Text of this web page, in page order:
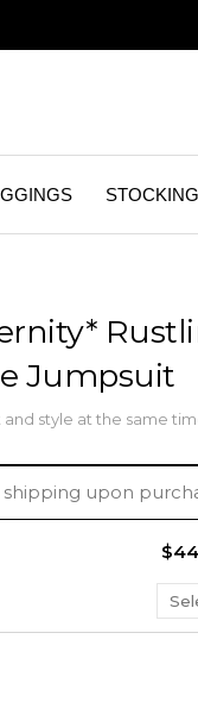
Jumpsuit
style at the same
upon